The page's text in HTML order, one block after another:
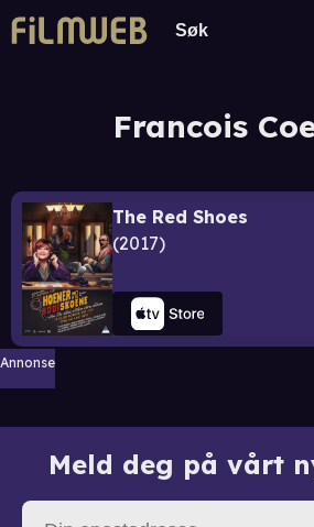
Francois
The Red Shoes
2017
Annonse
Meld deg på vårt